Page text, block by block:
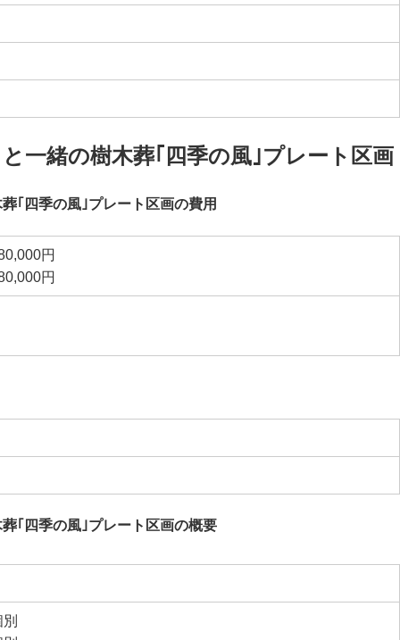
一緒の樹木葬｢四季の風｣プレート区画
｢四季の風｣プレート区画の費用
円
円
｢四季の風｣プレート区画の概要